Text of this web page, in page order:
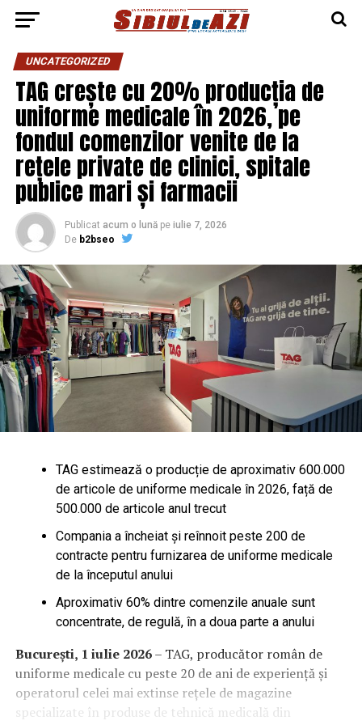
UNCATEGORIZED
TAG crește cu 20% producția de
uniforme medicale în 2026, pe
fondul comenzilor venite de la
rețele private de clinici, spitale
publice mari și farmacii
Publicat acum o lună pe iulie 7, 2026
De b2bseo
TAG estimează o producție de aproximativ 600.000
de articole de uniforme medicale în 2026, față de
500.000 de articole anul trecut
Compania a încheiat și reînnoit peste 200 de
contracte pentru furnizarea de uniforme medicale
de la începutul anului
Aproximativ 60% dintre comenzile anuale sunt
concentrate, de regulă, în a doua parte a anului
București, 1 iulie 2026– TAG, producător român de
uniforme medicale cu peste 20 de ani de experiență și
operatorul celei mai extinse rețele de magazine
specializate în produse de tehnică medicală din